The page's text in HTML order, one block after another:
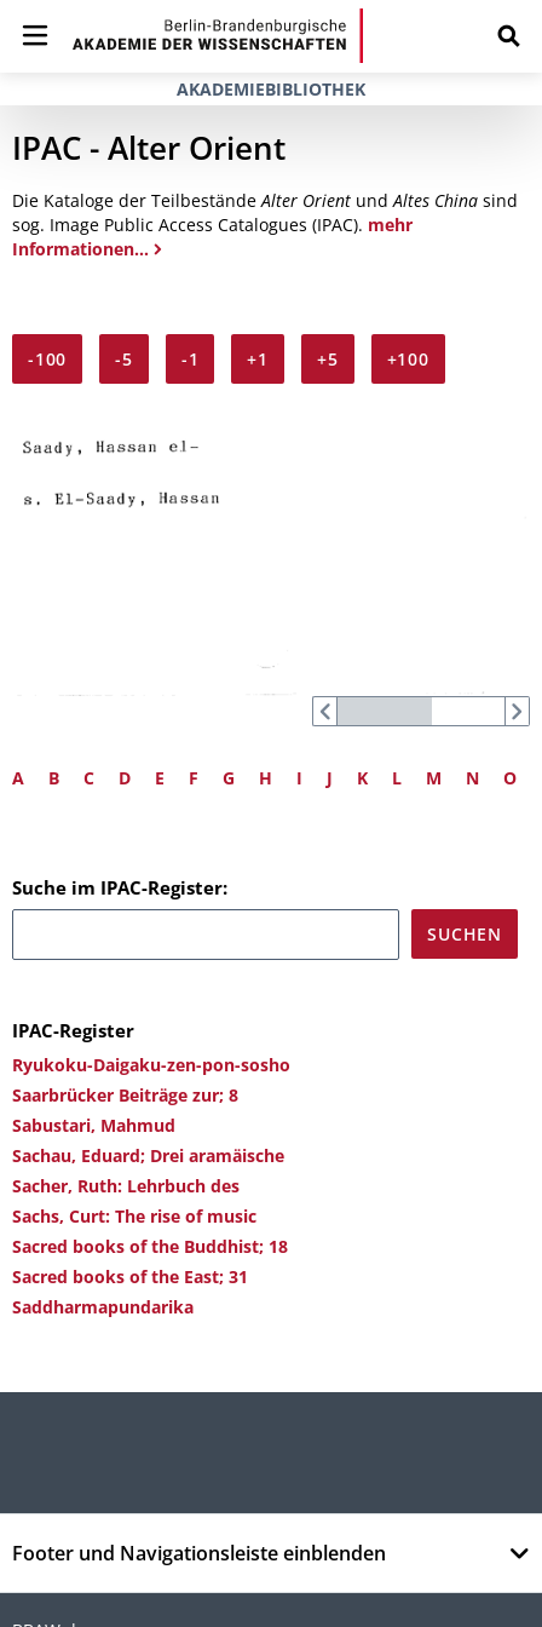
AKADEMIEBIBLIOTHEK
IPAC - Alter Orient
Die Kataloge der TeilbeständeAlter Orient undAltes China sind
sog. Image Public Access Catalogues (IPAC). mehr
Informationen...
-100 -5 -1 +1 +5 +100
A B C D E F G H I J K L M N O
Suche im IPAC-Register:
IPAC-Register
Ryukoku-Daigaku-zen-pon-sosho
Saarbrücker Beiträge zur; 8
Sabustari, Mahmud
Sachau, Eduard; Drei aramäische
Sacher, Ruth: Lehrbuch des
Sachs, Curt: The rise of music
Sacred books of the Buddhist; 18
Sacred books of the East; 31
Saddharmapundarika
Footer und Navigationsleiste einblenden